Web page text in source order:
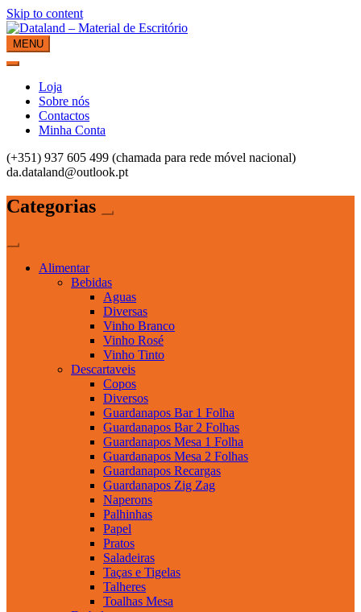
Skip to content
Dataland – Material de Escritório
Material de Escritório
MENU
Loja
Sobre nós
Contactos
Minha Conta
(+351) 937 605 499 (chamada para rede móvel nacional)
da.dataland@outlook.pt
Categorias
Alimentar
Bebidas
Aguas
Diversas
Vinho Branco
Vinho Rosé
Vinho Tinto
Descartaveis
Copos
Diversos
Guardanapos Bar 1 Folha
Guardanapos Bar 2 Folhas
Guardanapos Mesa 1 Folha
Guardanapos Mesa 2 Folhas
Guardanapos Recargas
Guardanapos Zig Zag
Naperons
Palhinhas
Papel
Pratos
Saladeiras
Taças e Tigelas
Talheres
Toalhas Mesa